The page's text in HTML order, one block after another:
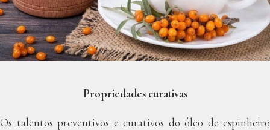
Propriedades curativas
Os talentos preventivos e curativos do óleo de espinheiro